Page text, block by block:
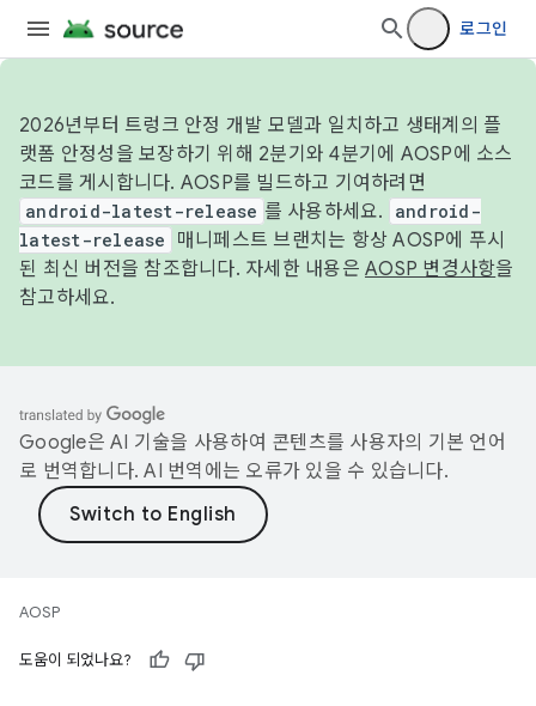
로그인
2026년부터 트렁크 안정 개발 모델과 일치하고 생태계의 플
랫폼 안정성을 보장하기 위해 2분기와 4분기에 AOSP에 소스
코드를 게시합니다. AOSP를 빌드하고 기여하려면
android-latest-release 를 사용하세요.
android-
latest-release
매니페스트 브랜치는 항상 AOSP에 푸시
된 최신 버전을 참조합니다. 자세한 내용은 AOSP 변경사항을
참고하세요.
Google은 AI 기술을 사용하여 콘텐츠를 사용자의 기본 언어
로 번역합니다. AI 번역에는 오류가 있을 수 있습니다.
AOSP
도움이 되었나요?